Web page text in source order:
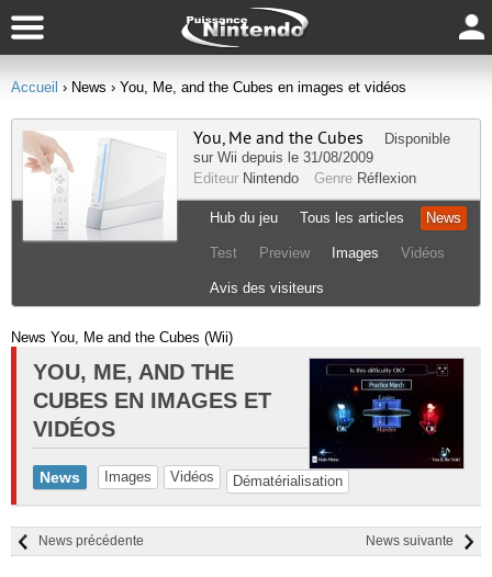
Accueil › News › You, Me, and the Cubes en images et vidéos
You, Me and the Cubes
Disponible
sur Wii depuis le 31/08/2009
Editeur Nintendo Genre Réflexion
Hub du jeu Tous les articles News
Test Preview Images Vidéos
Avis des visiteurs
News You, Me and the Cubes (Wii)
YOU, ME, AND THE
CUBES EN IMAGES ET
VIDÉOS
News Images Vidéos Dématérialisation
News suivante
News précédente